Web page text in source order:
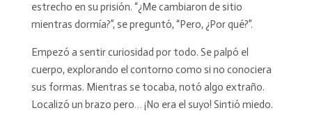
estrecho en su prisión. “¿Me cambiaron de sitio
mientras dormía?”, se preguntó, “Pero, ¿Por qué?”.
Empezó a sentir curiosidad por todo. Se palpó el
cuerpo, explorando el contorno como si no conociera
sus formas. Mientras se tocaba, notó algo extraño.
Localizó un brazo pero… ¡No era el suyo! Sintió miedo.